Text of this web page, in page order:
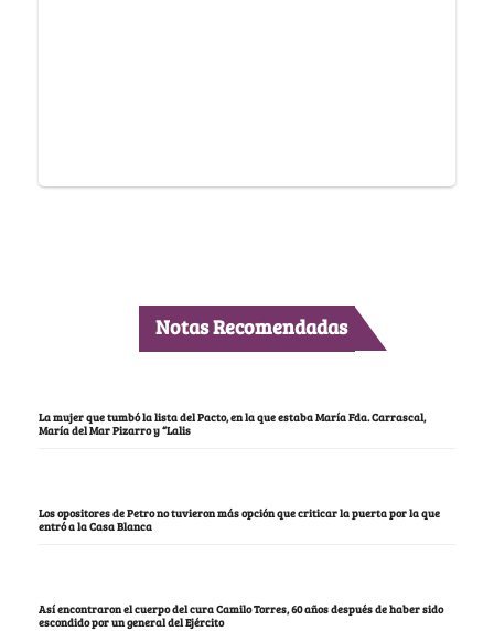
Notas Recomendadas
La mujer que tumbó la lista del Pacto, en la que estaba María Fda. Carrascal,
María del Mar Pizarro y “Lalis
Los opositores de Petro no tuvieron más opción que criticar la puerta por la que
entró a la Casa Blanca
Así encontraron el cuerpo del cura Camilo Torres, 60 años después de haber sido
escondido por un general del Ejército